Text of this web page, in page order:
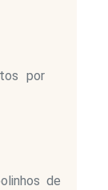
por
de